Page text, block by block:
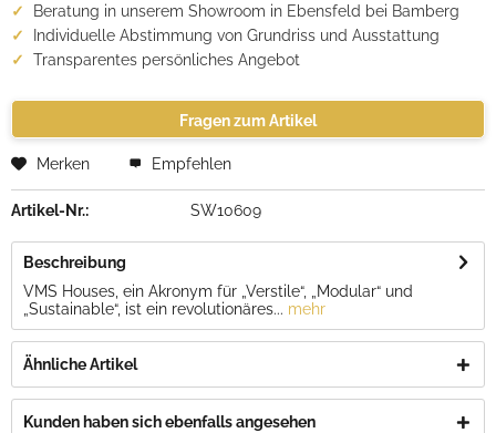
Beratung in unserem Showroom in Ebensfeld bei Bamberg
Individuelle Abstimmung von Grundriss und Ausstattung
Transparentes persönliches Angebot
Fragen zum Artikel
Merken Empfehlen
Artikel-Nr.: SW10609
Beschreibung
VMS Houses, ein Akronym für „Verstile“, „Modular“ und
„Sustainable“, ist ein revolutionäres... mehr
Ähnliche Artikel
Kunden haben sich ebenfalls angesehen